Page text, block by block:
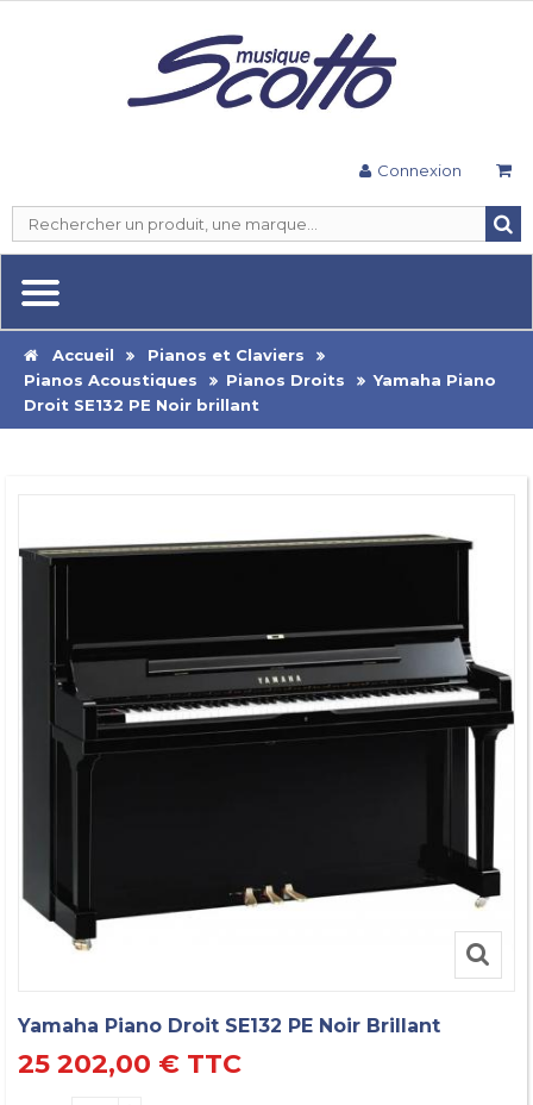
Connexion
Accueil
Pianos et Claviers
Pianos Acoustiques
Pianos Droits
Yamaha Piano
Droit SE132 PE Noir brillant
Yamaha Piano Droit SE132 PE Noir Brillant
25 202,00 € TTC